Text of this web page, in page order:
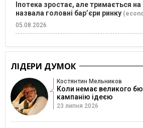
Іпотека зростає, але тримається на
назвала головні бар’єри ринку
05.08.2026
ЛІДЕРИ ДУМОК
Костянтин Мельников
Коли немає великого
кампанію ідеєю
23 липня 2026